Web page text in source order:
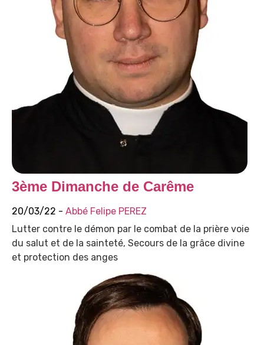
3ème Dimanche de Carême
20/03/22 - Abbé Felipe PEREZ
Lutter contre le démon par le combat de la prière voie
du salut et de la sainteté, Secours de la grâce divine
et protection des anges